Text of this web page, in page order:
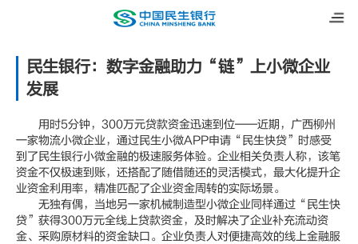
民生银行：数字金融助力“链”上小微企业
发展
用时5分钟，300万元贷款资金迅速到位——近期，广西柳州
一家物流小微企业，通过民生小微APP申请“民生快贷”时感受
到了民生银行小微金融的极速服务体验。企业相关负责人称，该笔
资金不仅极速到账，还搭配了随借随还的灵活模式，最大化提升企
业资金利用率，精准匹配了企业资金周转的实际场景。
无独有偶，当地另一家机械制造型小微企业同样通过“民生快
贷”获得300万元全线上贷款资金，及时解决了企业补充流动资
金、采购原材料的资金缺口。企业负责人对便捷高效的线上金融服